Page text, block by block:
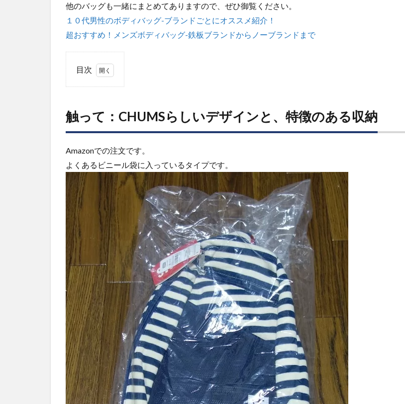
他のバッグも一緒にまとめてありますので、ぜひ御覧ください。
１０代男性のボディバッグ-ブランドごとにオススメ紹介！
超おすすめ！メンズボディバッグ-鉄板ブランドからノーブランドまで
目次
らしい
特徴の
納
2
基
本
情
報
と
評
価
2.0.1
CHUMS
Body
Bag
Sweat
Nylon
触って：CHUMSらしいデザインと、特徴のある収納
Amazonでの注文です。
よくあるビニール袋に入っているタイプです。